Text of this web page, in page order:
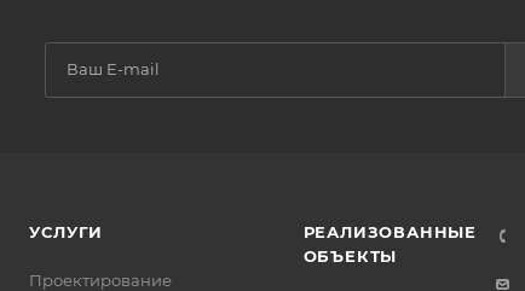
УСЛУГИ
Проектирование
РЕАЛИЗОВАННЫЕ
ОБЪЕКТЫ